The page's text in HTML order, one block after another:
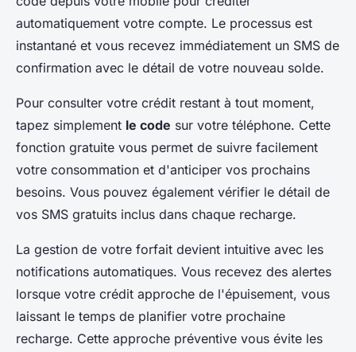
automatiquement votre compte. Le processus est
instantané et vous recevez immédiatement un SMS de
confirmation avec le détail de votre nouveau solde.
Pour consulter votre crédit restant à tout moment,
tapez simplement le code sur votre téléphone. Cette
fonction gratuite vous permet de suivre facilement
votre consommation et d'anticiper vos prochains
besoins. Vous pouvez également vérifier le détail de
vos SMS gratuits inclus dans chaque recharge.
La gestion de votre forfait devient intuitive avec les
notifications automatiques. Vous recevez des alertes
lorsque votre crédit approche de l'épuisement, vous
laissant le temps de planifier votre prochaine
recharge. Cette approche préventive vous évite les